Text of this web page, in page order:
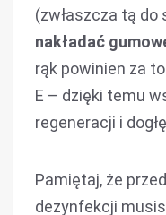
(zwłaszcza tą do
nakładać
rąk powinien za
E – dzięki temu
regeneracji i
Pamiętaj, że
dezynfekcji